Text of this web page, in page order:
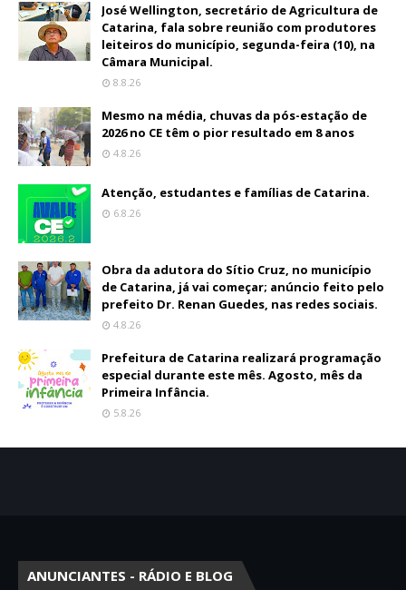
José Wellington, secretário de Agricultura de
Catarina, fala sobre reunião com produtores
leiteiros do município, segunda-feira (10), na
Câmara Municipal.
8.8.26
Mesmo na média, chuvas da pós-estação de
2026 no CE têm o pior resultado em 8 anos
4.8.26
Atenção, estudantes e famílias de Catarina.
6.8.26
Obra da adutora do Sítio Cruz, no município
de Catarina, já vai começar; anúncio feito pelo
prefeito Dr. Renan Guedes, nas redes sociais.
4.8.26
Prefeitura de Catarina realizará programação
especial durante este mês. Agosto, mês da
Primeira Infância.
5.8.26
ANUNCIANTES - RÁDIO E BLOG